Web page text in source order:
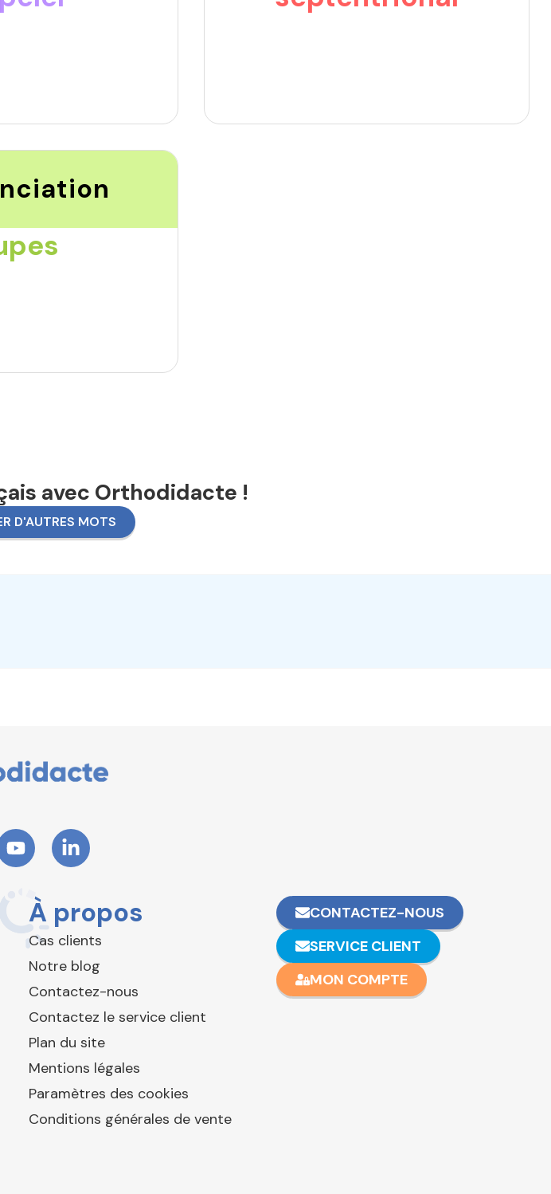
avec Orthodidacte !
D'AUTRES MOTS
À propos
Cas clients
Notre blog
Contactez-nous
Contactez le service client
Plan du site
Mentions légales
Paramètres des cookies
Conditions générales de vente
CONTACTEZ-NOUS
SERVICE CLIENT
MON COMPTE